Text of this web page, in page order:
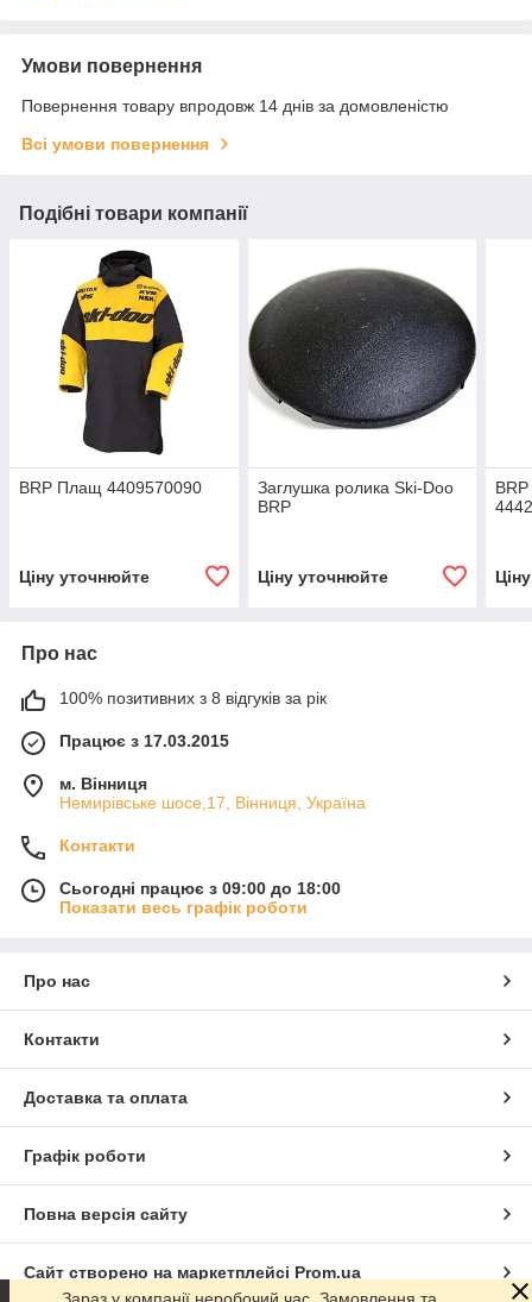
Умови повернення
Повернення товару впродовж 14 днів за домовленістю
Всі умови повернення
Подібні товари компанії
BRP Плащ 4409570090
Ціну уточнюйте
Заглушка ролика Ski-Doo
BRP
Ціну уточнюйте
Про нас
100% позитивних з 8 відгуків за рік
Працює з 17.03.2015
м. Вінниця
Немирівське шосе,17, Вінниця, Україна
Контакти
Сьогодні працює з 09:00 до 18:00
Показати весь графік роботи
Про нас
Контакти
Доставка та оплата
Графік роботи
Повна версія сайту
Сайт створено на маркетплейсі Prom.ua